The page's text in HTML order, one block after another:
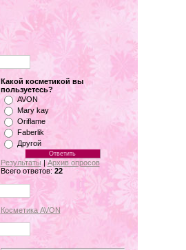
Какой косметикой вы
пользуетесь?
AVON
Mary kay
Oriflame
Faberlik
Другой
Результаты |Архив опросов
Всего ответов: 22
Косметика AVON